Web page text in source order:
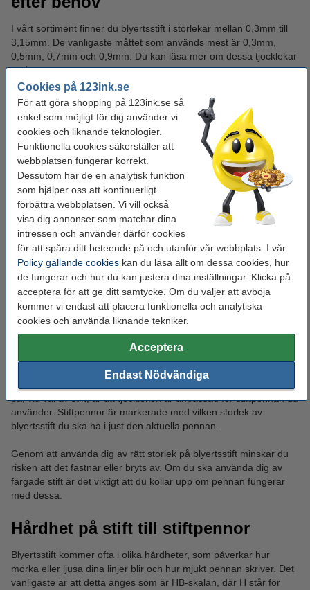
Cookies på 123ink.se
För att göra shopping på 123ink.se så
enkel som möjligt för dig använder vi
cookies och liknande teknologier.
Funktionella cookies säkerställer att
webbplatsen fungerar korrekt.
Dessutom har de en analytisk funktion
som hjälper oss att kontinuerligt
förbättra webbplatsen. Vi vill också
visa dig annonser som matchar dina
intressen och använder därför cookies
för att spåra ditt beteende på och utanför vår webbplats. I vår
Policy gällande cookies kan du läsa allt om dessa cookies, hur
de fungerar och hur du kan justera dina inställningar. Klicka på
acceptera för att ge ditt samtycke. Om du väljer att avböja
kommer vi endast att placera funktionella och analytiska
cookies och använda liknande tekniker.
Acceptera
Endast Nödvändiga
I vårt sortiment finner du blyertsstift i storlekar mellan 0,3mm till
3,15mm. De vanligaste måttet som används mest är 0,3mm,
0,5mm, 0,7mm och 0,9mm. Du kan läsa mer om dessa tjocklekar
nedan:
0,3mm– Med blyertsstift i denna storlek får du supertunna
linjer som är idealiska för detaljerad ritning och skrift.
– Denna modell är standard och mest anpassad för
skrivande.
0,7mm – En något tjockare variant som passar för dig som
skriver med lite tryck och vill ha mjuka linjer.
0,9mm- Denna variant är idealisk för exempelvis barn eller
dig som vill ha ett tåligt blyertsstift. Den är tålig och går inte
av lätt.
Dessa är de vanligaste tjocklekarna, men det erbjuds även
tjockare varianter.
Stift till stiftpennor och dess
kompabilitet
De flesta stift är universella och det enda du behöver fokusera
på, vid val av stift, är att tjockleken är anpassad för stiftpennan du
använder. Stiftpennor är markerade med vilken storlek av
blyertsstift du ska ha i just den aktuella pennan.
Genom att använda dig av rätt storlek på blyertsstift minskar du
risken att det fastnar eller bryts av. Om du ska använda dig av
färgade stift är det viktigt att du kollar upp om pennan fungerar
med dessa.
Hårdhet på stift till stiftpennor
Blyertsstift kommer ofta i olika hårdheter, som påverkar hur
mörka eller ljusa dina linjer blir och hur mjukt pennan skriver. Det
vanligaste är att detta anges som är HB-skalan, där H står för